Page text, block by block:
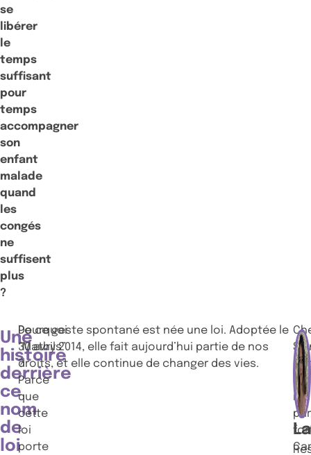
se
libérer
le
temps
suffisant
pour
temps
accompagner
son
enfant
malade
quand
les
congés
ne
suffisent
plus
?
Une
histoire
derrière
ce
nom
de
loi
Pourquoi
“Mathys”
?
Parce
que
cette
loi
porte
De ce geste spontané est née une loi. Adoptée le
30 avril 2014, elle fait aujourd’hui partie de nos
droits, et elle continue de changer des vies.
loi